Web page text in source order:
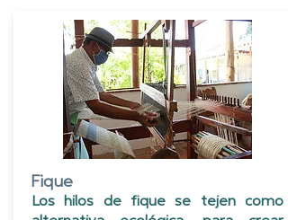
Fique
Los hilos de fique se tejen como